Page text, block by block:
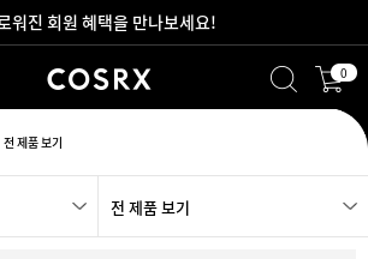
워진 회원 혜택을 만나보세요!
2만원 이상 무료 배송 0
전 제품 보기